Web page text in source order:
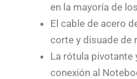
en la mayoría de
El cable de acero
corte y disuade de
La rótula pivotante
conexión al